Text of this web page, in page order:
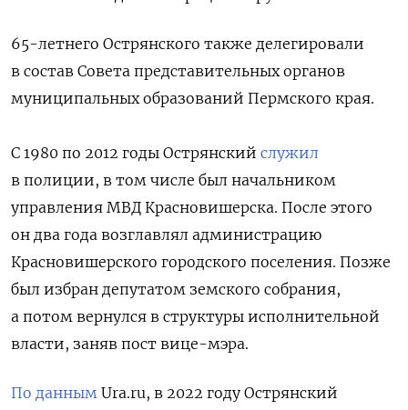
65-летнего Острянского также делегировали
в состав Совета представительных органов
муниципальных образований Пермского края.
С 1980 по 2012 годы Острянский служил
в полиции, в том числе был начальником
управления МВД Красновишерска. После этого
он два года возглавлял администрацию
Красновишерского городского поселения. Позже
был избран депутатом земского собрания,
а потом вернулся в структуры исполнительной
власти, заняв пост вице-мэра.
По данным Ura.ru, в 2022 году Острянский